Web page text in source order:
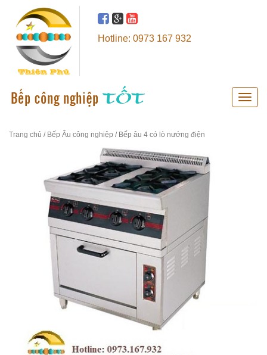
Hotline: 0973 167 932
Toggle
Trang chủ / Bếp Âu công nghiệp / Bếp âu 4 có lò nướng điện